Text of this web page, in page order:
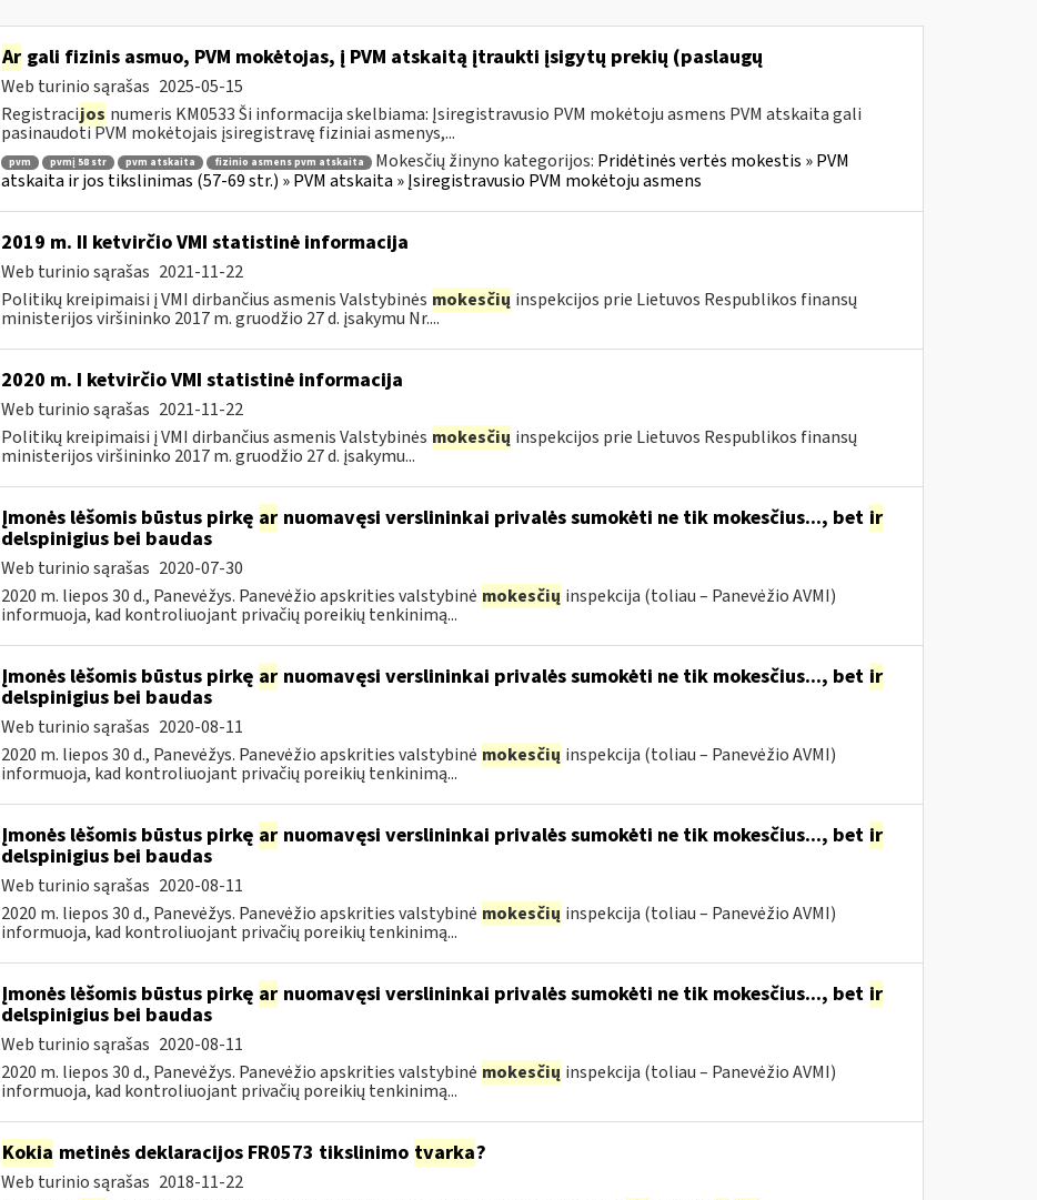
Argali fizinis asmuo, PVM mokėtojas, į PVM atskaitą įtraukti įsigytų prekių (paslaugų
Web turinio sąrašas 2025-05-15
Registracijos numeris KM0533 Ši informacija skelbiama: Įsiregistravusio PVM mokėtoju asmens PVM atskaita gali
pasinaudoti PVM mokėtojais įsiregistravę fiziniai asmenys,...
pvm pvmį 58 str pvm atskaita fizinio asmens pvm atskaita Mokesčių žinyno kategorijos: Pridėtinės vertės mokestis » PVM
atskaita ir jos tikslinimas (57-69 str.) » PVM atskaita » Įsiregistravusio PVM mokėtoju asmens
2019 m. II ketvirčio VMI statistinė informacija
Web turinio sąrašas 2021-11-22
Politikų kreipimaisi į VMI dirbančius asmenis Valstybinės mokesčių inspekcijos prie Lietuvos Respublikos finansų
ministerijos viršininko 2017 m. gruodžio 27 d. įsakymu Nr....
2020 m. I ketvirčio VMI statistinė informacija
Web turinio sąrašas 2021-11-22
Politikų kreipimaisi į VMI dirbančius asmenis Valstybinės mokesčių inspekcijos prie Lietuvos Respublikos finansų
ministerijos viršininko 2017 m. gruodžio 27 d. įsakymu...
Įmonės lėšomis būstus pirkę arnuomavęsi verslininkai privalės sumokėti ne tik mokesčius..., bet ir
delspinigius bei baudas
Web turinio sąrašas 2020-07-30
2020 m. liepos 30 d., Panevėžys. Panevėžio apskrities valstybinė mokesčių inspekcija (toliau – Panevėžio AVMI)
informuoja, kad kontroliuojant privačių poreikių tenkinimą...
Įmonės lėšomis būstus pirkę arnuomavęsi verslininkai privalės sumokėti ne tik mokesčius..., bet ir
delspinigius bei baudas
Web turinio sąrašas 2020-08-11
2020 m. liepos 30 d., Panevėžys. Panevėžio apskrities valstybinė mokesčių inspekcija (toliau – Panevėžio AVMI)
informuoja, kad kontroliuojant privačių poreikių tenkinimą...
Įmonės lėšomis būstus pirkę arnuomavęsi verslininkai privalės sumokėti ne tik mokesčius..., bet ir
delspinigius bei baudas
Web turinio sąrašas 2020-08-11
2020 m. liepos 30 d., Panevėžys. Panevėžio apskrities valstybinė mokesčių inspekcija (toliau – Panevėžio AVMI)
informuoja, kad kontroliuojant privačių poreikių tenkinimą...
Įmonės lėšomis būstus pirkę arnuomavęsi verslininkai privalės sumokėti ne tik mokesčius..., bet ir
delspinigius bei baudas
Web turinio sąrašas 2020-08-11
2020 m. liepos 30 d., Panevėžys. Panevėžio apskrities valstybinė mokesčių inspekcija (toliau – Panevėžio AVMI)
informuoja, kad kontroliuojant privačių poreikių tenkinimą...
Kokia metinės deklaracijos FR0573 tikslinimo tvarka?
Web turinio sąrašas 2018-11-22